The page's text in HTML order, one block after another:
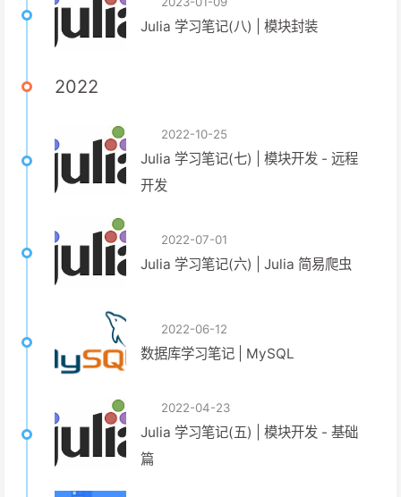
Julia 学习笔记(八) | 模块封装
2022
2022-10-25
Julia 学习笔记(七) | 模块开发 - 远程
开发
2022-07-01
Julia 学习笔记(六) | Julia 简易爬虫
2022-06-12
数据库学习笔记 | MySQL
2022-04-23
Julia 学习笔记(五) | 模块开发 - 基础
篇